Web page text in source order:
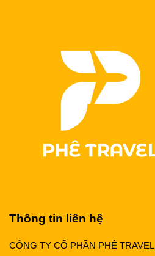
Thông tin liên hệ
CÔNG TY CỔ PHẦN PHÊ TRAVEL